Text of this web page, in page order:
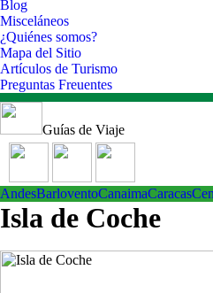
Blog
Misceláneos
¿Quiénes somos?
Mapa del Sitio
Artículos de Turismo
Preguntas Freuentes
Guías de Viaje
AndesBarloventoCanaimaCaracas
Isla de Coche